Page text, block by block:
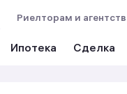
Ипотека Сделка
Риелторам и